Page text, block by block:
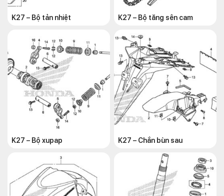
K27 – Bộ tản nhiệt K27 – Bộ tăng sên cam
K27 – Bộ xupap K27 – Chắn bùn sau